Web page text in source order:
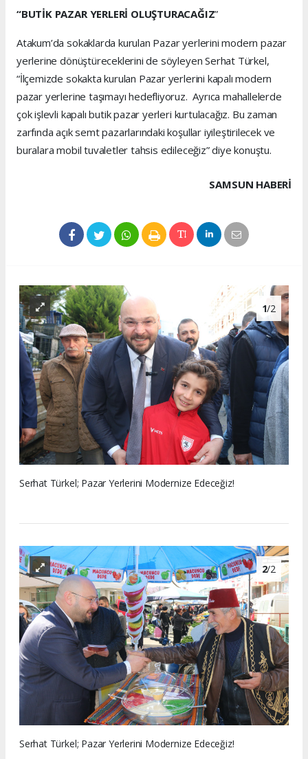
“BUTİK PAZAR YERLERİ OLUŞTURACAĞIZ”
Atakum’da sokaklarda kurulan Pazar yerlerini modern pazar
yerlerine dönüştüreceklerini de söyleyen Serhat Türkel,
“İlçemizde sokakta kurulan Pazar yerlerini kapalı modern
pazar yerlerine taşımayı hedefliyoruz. Ayrıca mahallelerde
çok işlevli kapalı butik pazar yerleri kurtulacağız. Bu zaman
zarfında açık semt pazarlarındaki koşullar iyileştirilecek ve
buralara mobil tuvaletler tahsis edileceğiz” diye konuştu.
SAMSUN HABERİ
1/2
Serhat Türkel; Pazar Yerlerini Modernize Edeceğiz!
2/2
Serhat Türkel; Pazar Yerlerini Modernize Edeceğiz!